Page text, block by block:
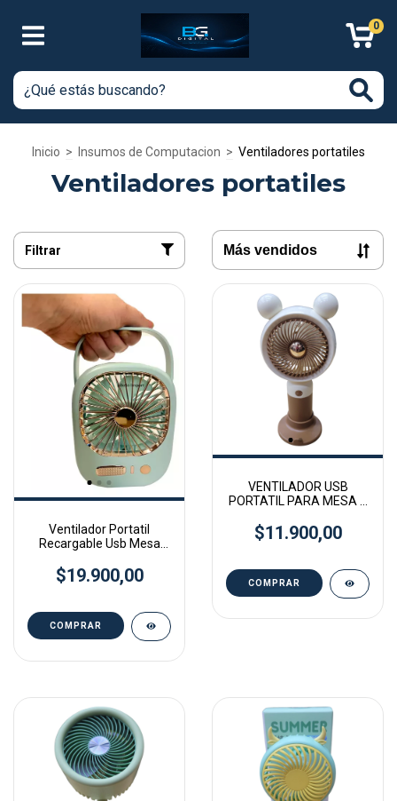
0
Inicio > Insumos de Computacion > Ventiladores portatiles
Ventiladores portatiles
Filtrar
Ventilador Portatil
Recargable Usb Mesa
$19.900,00
VENTILADOR USB
PORTATIL PARA MESA Y
$11.900,00